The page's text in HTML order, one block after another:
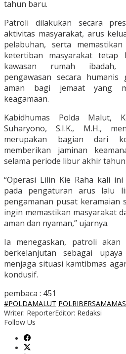
tahun baru.
Patroli dilakukan secara
aktivitas masyarakat, arus
pelabuhan, serta
ketertiban masyarakat tetap
kawasan rumah ibadah,
pengawasan secara
aman bagi jemaat yang
keagamaan.
Kabidhumas Polda Malut,
Suharyono, S.I.K., M.H.,
merupakan bagian dari
memberikan jaminan
selama periode libur akhir tahun.
“Operasi Lilin Kie Raha kali
pada pengaturan arus lalu
pengamanan pusat keramaian
ingin memastikan masyarakat
aman dan nyaman,” ujarnya.
Ia menegaskan, patroli akan
berkelanjutan sebagai
menjaga situasi kamtibmas
kondusif.
pembaca : 451
#POLDAMALUT
Writer: ReporterEditor: Redaksi
Follow Us